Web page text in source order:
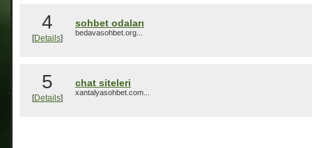
4
[Details]
sohbet odaları
bedavasohbet.org...
5
[Details]
chat siteleri
xantalyasohbet.com...